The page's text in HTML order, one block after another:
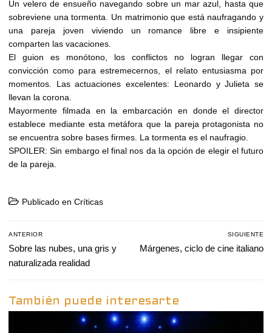
Un velero de ensueño navegando sobre un mar azul, hasta que
sobreviene una tormenta. Un matrimonio que está naufragando y
una pareja joven viviendo un romance libre e insipiente
comparten las vacaciones.
El guion es monótono, los conflictos no logran llegar con
convicción como para estremecernos, el relato entusiasma por
momentos. Las actuaciones excelentes: Leonardo y Julieta se
llevan la corona.
Mayormente filmada en la embarcación en donde el director
establece mediante esta metáfora que la pareja protagonista no
se encuentra sobre bases firmes. La tormenta es el naufragio.
SPOILER: Sin embargo el final nos da la opción de elegir el futuro
de la pareja.
Publicado en Críticas
Navegación
de
entradas
ANTERIOR
Entrada
anterior:
Sobre las nubes, una gris y
naturalizada realidad
SIGUIENTE
Entrada
Márgenes, ciclo de cine italiano
También puede interesarte